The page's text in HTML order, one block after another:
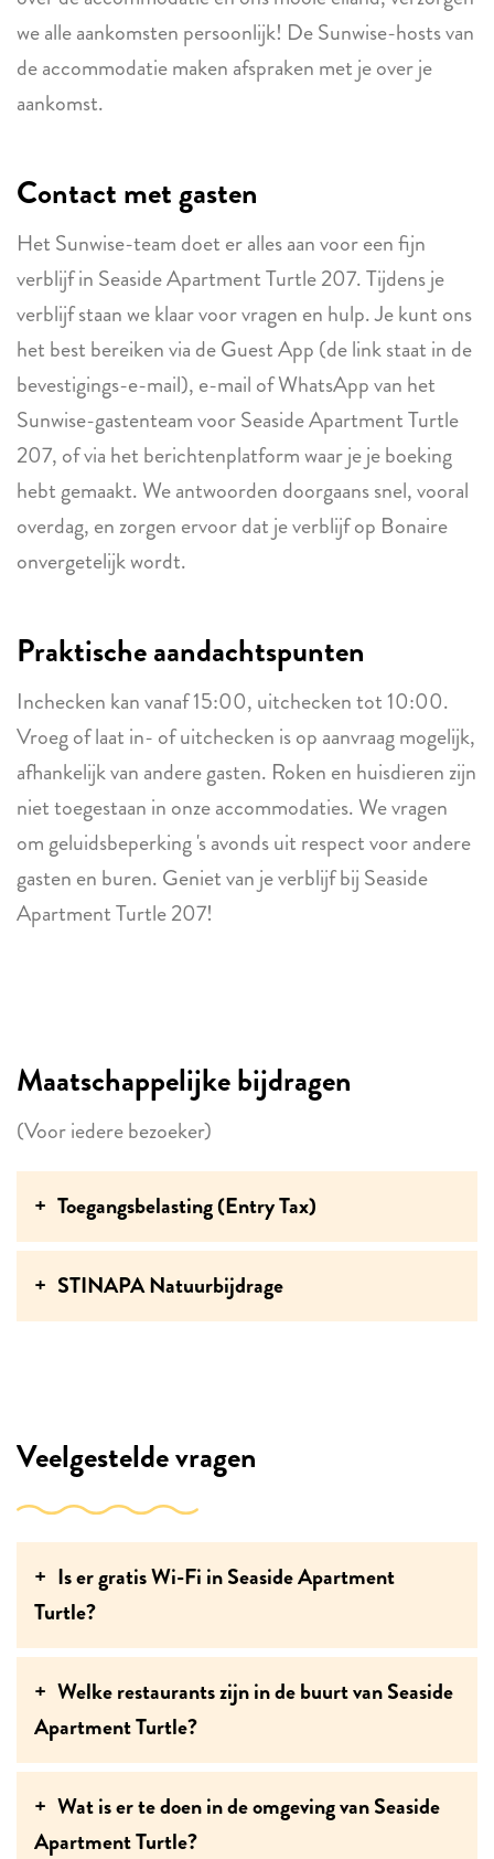
we alle aankomsten persoonlijk! De Sunwise-hosts van
de accommodatie maken afspraken met je over je
aankomst.
Contact met gasten
Het Sunwise-team doet er alles aan voor een fijn
verblijf in Seaside Apartment Turtle 207. Tijdens je
verblijf staan we klaar voor vragen en hulp. Je kunt ons
het best bereiken via de Guest App (de link staat in de
bevestigings-e-mail), e-mail of WhatsApp van het
Sunwise-gastenteam voor Seaside Apartment Turtle
207, of via het berichtenplatform waar je je boeking
hebt gemaakt. We antwoorden doorgaans snel, vooral
overdag, en zorgen ervoor dat je verblijf op Bonaire
onvergetelijk wordt.
Praktische aandachtspunten
Inchecken kan vanaf 15:00, uitchecken tot 10:00.
Vroeg of laat in- of uitchecken is op aanvraag mogelijk,
afhankelijk van andere gasten. Roken en huisdieren zijn
niet toegestaan in onze accommodaties. We vragen
om geluidsbeperking 's avonds uit respect voor andere
gasten en buren. Geniet van je verblijf bij Seaside
Apartment Turtle 207!
Maatschappelijke bijdragen
(Voor iedere bezoeker)
Toegangsbelasting (Entry Tax)
STINAPA Natuurbijdrage
Veelgestelde vragen
Is er gratis Wi-Fi in Seaside Apartment
Turtle?
Welke restaurants zijn in de buurt van Seaside
Apartment Turtle?
Wat is er te doen in de omgeving van Seaside
Apartment Turtle?